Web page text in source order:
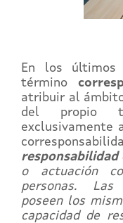
En los últimos
término
atribuir al
del propio
exclusivamente
o actuación
personas. Las
poseen los
capacidad de